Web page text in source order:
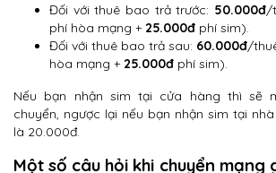
Đối với thuê bao trả trước: 50.000đ/
phí hòa mạng +25.000đ phí sim).
Đối với thuê bao trả sau: 60.000đ/
hòa mạng + 25.000đ phí sim).
Nếu bạn nhận sim tại cửa hàng thì sẽ
chuyển, ngược lại nếu bạn nhận sim tại
là 20.000đ.
Một số câu hỏi khi chuyển mạng